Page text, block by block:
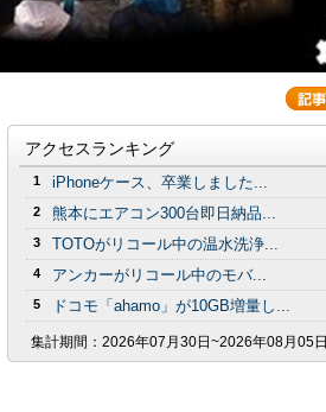
アクセスランキング
1 iPhoneケース、卒業しました...
2 熊本にエアコン300台即日納品...
3 TOTOがリコール中の温水洗浄...
4 アンカーがリコール中のモバ...
5 ドコモ「ahamo」が10GB増量し...
集計期間： 2026年07月30日~2026年08月05日